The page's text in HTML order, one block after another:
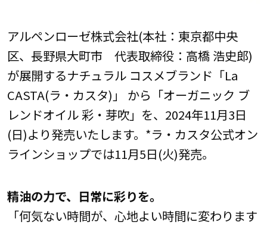
アルペンローゼ株式会社(本社：東京都中央
区、長野県大町市 代表取締役：高橋 浩史郎)
が展開するナチュラル コスメブランド「La
CASTA(ラ・カスタ)」 から「オーガニック ブ
レンドオイル 彩・芽吹」を、2024年11月3日
(日)より発売いたします。*ラ・カスタ公式オン
ラインショップでは11月5日(火)発売。
精油の力で、日常に彩りを。
「何気ない時間が、心地よい時間に変わります